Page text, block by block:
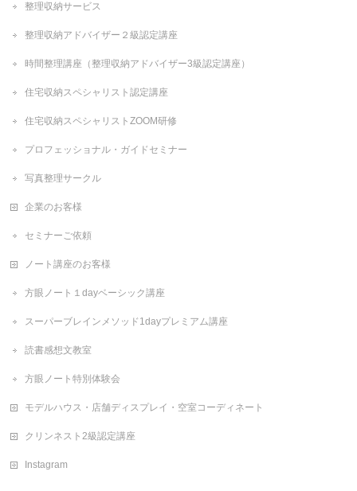
整理収納サービス
整理収納アドバイザー２級認定講座
時間整理講座（整理収納アドバイザー3級認定講座）
住宅収納スペシャリスト認定講座
住宅収納スペシャリストZOOM研修
プロフェッショナル・ガイドセミナー
写真整理サークル
企業のお客様
セミナーご依頼
ノート講座のお客様
方眼ノート１dayベーシック講座
スーパーブレインメソッド1dayプレミアム講座
読書感想文教室
方眼ノート特別体験会
モデルハウス・店舗ディスプレイ・空室コーディネート
クリンネスト2級認定講座
Instagram